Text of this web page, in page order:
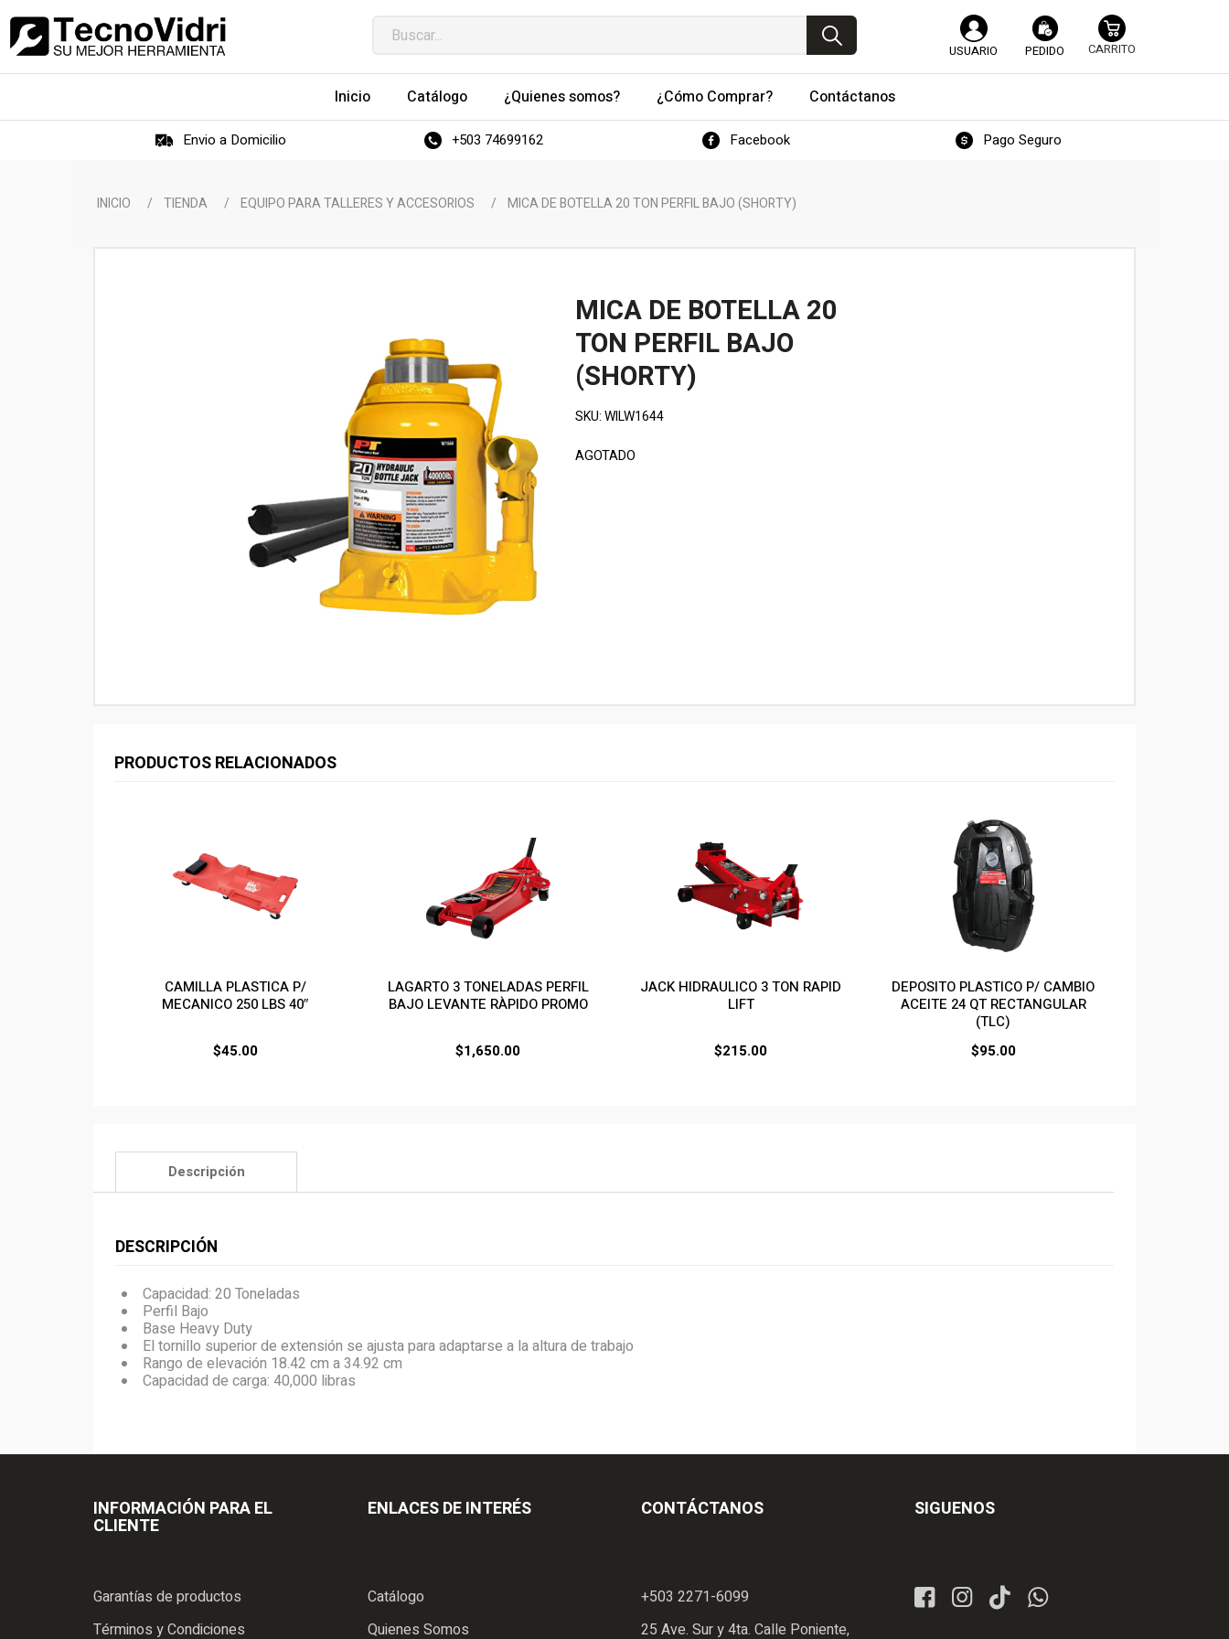
USUARIO PEDIDO
Inicio Catálogo ¿Quienes somos? ¿Cómo Comprar? Contáctanos
Envio a Domicilio +503 74699162 Facebook Pago Seguro
INICIO / TIENDA / EQUIPO PARA TALLERES Y ACCESORIOS / MICA DE BOTELLA 20 TON PERFIL BAJO (SHORTY)
MICA DE BOTELLA 20
TON PERFIL BAJO
(SHORTY)
SKU:WILW1644
AGOTADO
PRODUCTOS RELACIONADOS
CAMILLA PLASTICA P/
MECANICO 250 LBS 40″
$45.00
LAGARTO 3 TONELADAS PERFIL
BAJO LEVANTE RÀPIDO PROMO
$1,650.00
JACK HIDRAULICO 3 TON RAPID
LIFT
$215.00
DEPOSITO PLASTICO P/ CAMBIO
ACEITE 24 QT RECTANGULAR
(TLC)
$95.00
Descripción
DESCRIPCIÓN
Capacidad: 20 Toneladas
Perfil Bajo
Base Heavy Duty
El tornillo superior de extensión se ajusta para adaptarse a la altura de trabajo
Rango de elevación 18.42 cm a 34.92 cm
Capacidad de carga: 40,000 libras
INFORMACIÓN PARA EL
CLIENTE
Garantías de productos
Términos y Condiciones
ENLACES DE INTERÉS
Catálogo
Quienes Somos
CONTÁCTANOS
+503 2271-6099
25 Ave. Sur y 4ta. Calle Poniente,
SIGUENOS